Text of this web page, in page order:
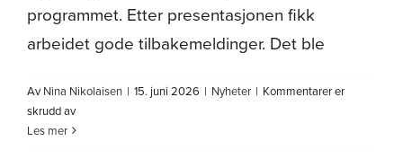
programmet. Etter presentasjonen fikk
arbeidet gode tilbakemeldinger. Det ble
AvNina Nikolaisen | 15. juni 2026 | Nyheter | Kommentarer er
skrudd avfor
Status
Les mer